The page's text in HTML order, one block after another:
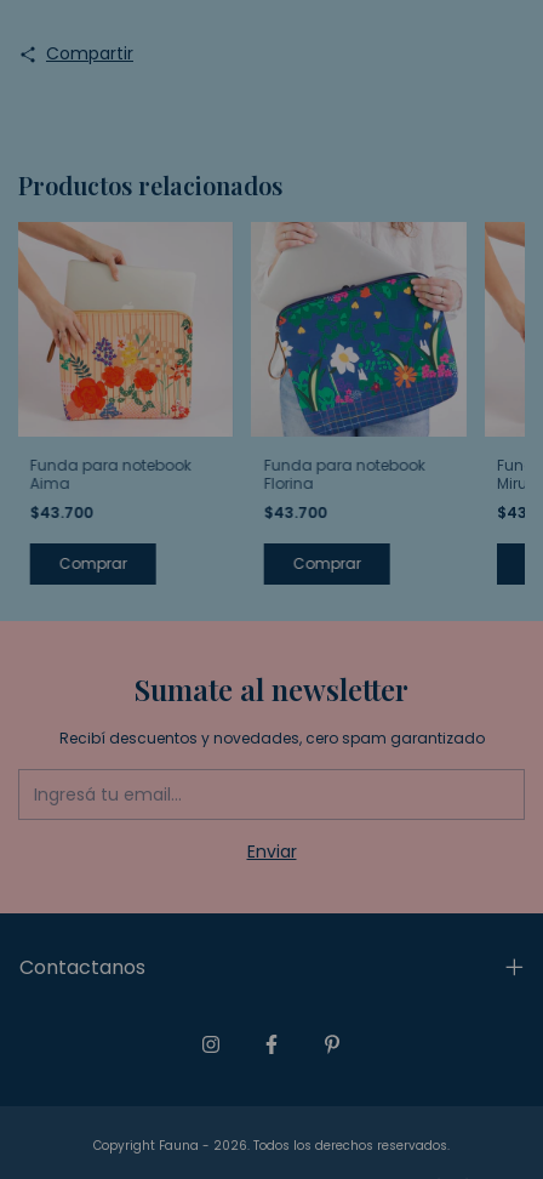
Compartir
Productos relacionados
Funda para notebook
Aima
$43.700
Comprar
Funda para notebook
Florina
$43.700
Comprar
Sumate al newsletter
Recibí descuentos y novedades, cero spam garantizado
Contactanos
Copyright Fauna - 2026. Todos los derechos reservados.